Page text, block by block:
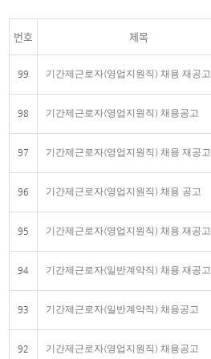
번호 제목
99 기간제근로자(영업지원직) 채용 재공고
98 기간제근로자(영업지원직) 채용공고
97 기간제근로자(영업지원직) 채용 재공고
96 기간제근로자(영업지원직) 채용 공고
95 기간제근로자(영업지원직) 채용 재공고
94 기간제근로자(일반계약직) 채용 재공고
93 기간제근로자(일반계약직) 채용공고
92 기간제근로자(영업지원직) 채용공고